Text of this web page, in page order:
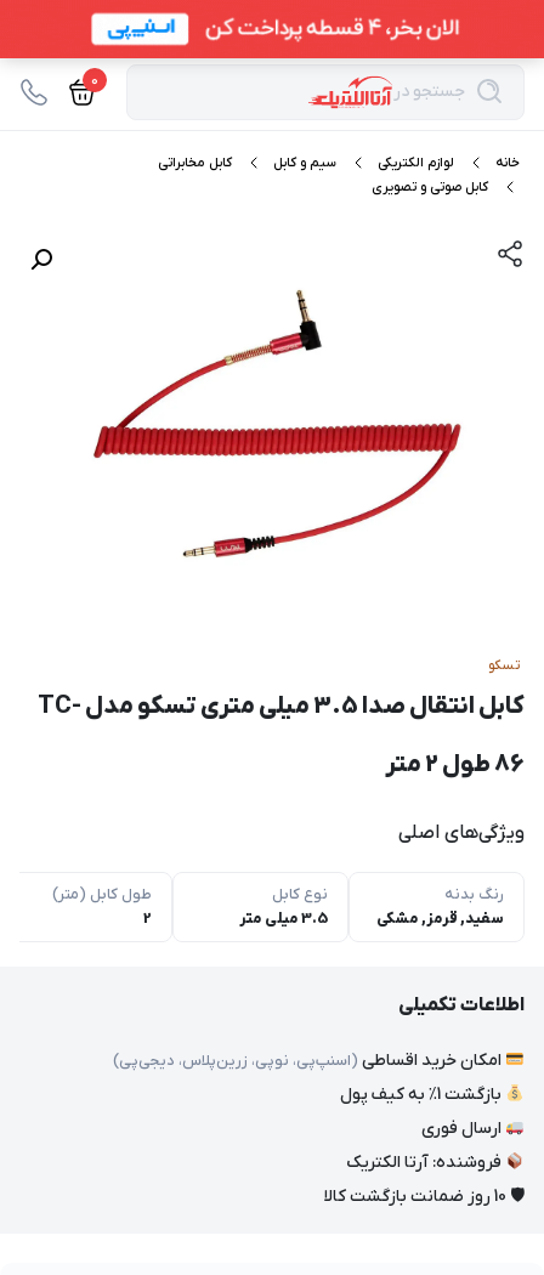
جستجو در 0
خانه لوازم الکتریکی سیم و کابل
کابل مخابراتی
کابل صوتی و تصویری
تسکو
کابل انتقال صدا 3.5 میلی متری تسکو مدل TC-
86 طول 2 متر
ویژگی‌های اصلی
رنگ بدنه
سفید, قرمز, مشکی
نوع کابل
3.5 میلی متر
طول کابل (متر)
2
اطلاعات تکمیلی
امکان خرید اقساطی (اسنپ‌پی، نوپی، زرین‌پلاس، دیجی‌پی)
بازگشت 1٪ به کیف پول
ارسال فوری
فروشنده: آرتا الکتریک
🛡 10 روز ضمانت بازگشت کالا